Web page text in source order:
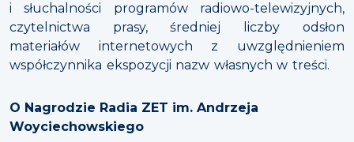
i słuchalności programów radiowo-telewizyjnych,
czytelnictwa prasy, średniej liczby odsłon
materiałów internetowych z uwzględnieniem
współczynnika ekspozycji nazw własnych w treści.
O Nagrodzie Radia ZET im. Andrzeja
Woyciechowskiego